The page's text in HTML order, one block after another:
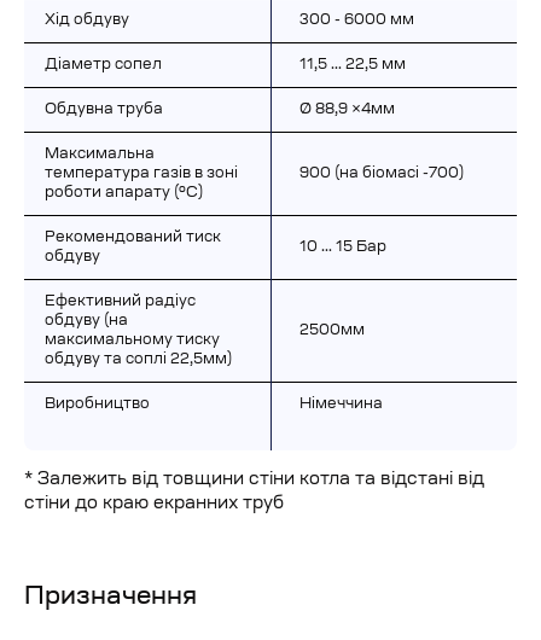
Хід обдуву 300 - 6000 мм
Діаметр сопел 11,5 … 22,5 мм
Обдувна труба Ø 88,9 ×4мм
Максимальна
температура газів в зоні
роботи апарату (ºС)
900 (на біомасі -700)
Рекомендований тиск
обдуву
10 … 15 Бар
Ефективний радіус
обдуву (на
максимальному тиску
обдуву та соплі 22,5мм)
2500мм
Виробництво Німеччина
* Залежить від товщини стіни котла та відстані від
стіни до краю екранних труб
Призначення